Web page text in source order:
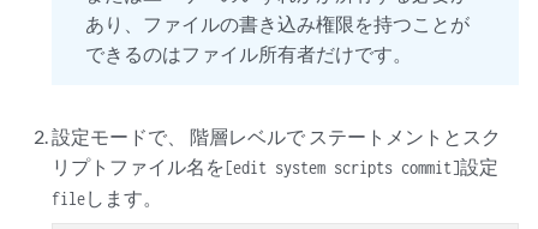
あり、ファイルの書き込み権限を持つことが
できるのはファイル所有者だけです。
設定モードで、 階層レベルで ステートメントとスク
リプトファイル名を[edit system scripts commit]設定
fileします。